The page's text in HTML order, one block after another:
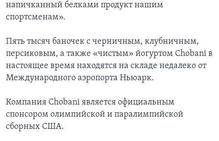
напичканный белками продукт нашим
спортсменам».
Пять тысяч баночек с черничным, клубничным,
персиковым, а также «чистым» йогуртом Chobani в
настоящее время находятся на складе недалеко от
Международного аэропорта Ньюарк.
Компания Chobani является официальным
спонсором олимпийской и паралимпийской
сборных США.